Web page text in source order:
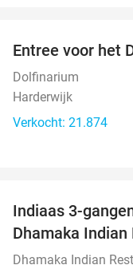
Entree voor het
Dolfinarium
Harderwijk
Verkocht: 21.874
Indiaas 3-
Dhamaka
Dhamaka Indian